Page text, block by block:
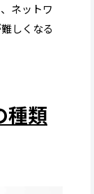
ネットワ
しくなる
種類